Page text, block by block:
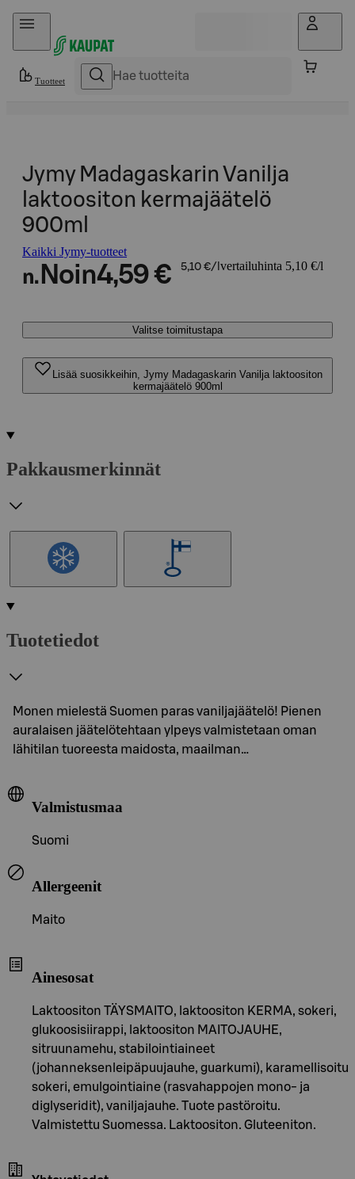
Hyppää sisältöön
Tuotteet
Jymy Madagaskarin Vanilja
laktoositon kermajäätelö
900ml
Kaikki Jymy-tuotteet
n. Noin4,59 € 5,10 €/l vertailuhinta 5,10 €/l
Valitse toimitustapa
Lisää suosikkeihin, Jymy Madagaskarin Vanilja laktoositon
kermajäätelö 900ml
Pakkausmerkinnät
Tuotetiedot
Monen mielestä Suomen paras vaniljajäätelö! Pienen
auralaisen jäätelötehtaan ylpeys valmistetaan oman
lähitilan tuoreesta maidosta, maailman…
Valmistusmaa
Suomi
Allergeenit
Maito
Ainesosat
Laktoositon TÄYSMAITO, laktoositon KERMA, sokeri,
glukoosisiirappi, laktoositon MAITOJAUHE,
sitruunamehu, stabilointiaineet
(johanneksenleipäpuujauhe, guarkumi), karamellisoitu
sokeri, emulgointiaine (rasvahappojen mono- ja
diglyseridit), vaniljajauhe. Tuote pastöroitu.
Valmistettu Suomessa. Laktoositon. Gluteeniton.